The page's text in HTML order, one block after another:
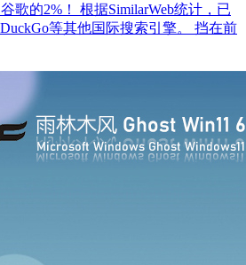
歌的2%！ 根据SimilarWeb统计，已
等其他国际搜索引擎。 挡在前